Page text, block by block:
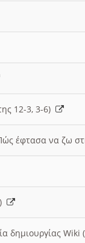
12-3, 3-6)
έφτασα να ζω
δημιουργίας